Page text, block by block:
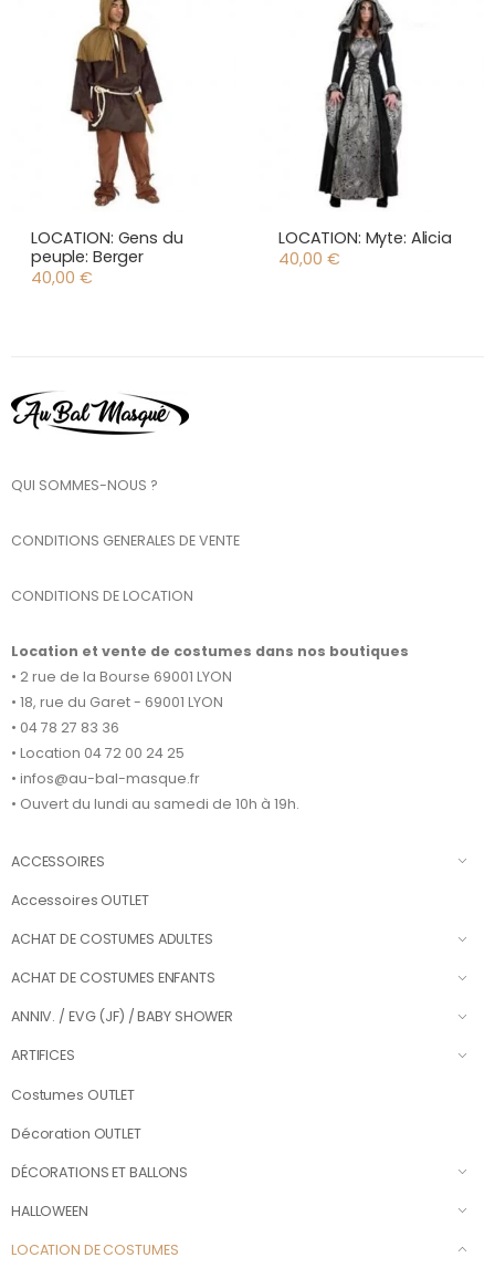
LOCATION: Gens du
peuple: Berger
40,00 €
LOCATION: Myte: Alicia
40,00 €
QUI SOMMES-NOUS ?
CONDITIONS GENERALES DE VENTE
CONDITIONS DE LOCATION
Location et vente de costumes dans nos boutiques
• 2 rue de la Bourse 69001 LYON
• 18, rue du Garet - 69001 LYON
• 04 78 27 83 36
• Location 04 72 00 24 25
• infos@au-bal-masque.fr
• Ouvert du lundi au samedi de 10h à 19h.
ACCESSOIRES
Accessoires OUTLET
ACHAT DE COSTUMES ADULTES
ACHAT DE COSTUMES ENFANTS
ANNIV. / EVG (JF) / BABY SHOWER
ARTIFICES
Costumes OUTLET
Décoration OUTLET
DÉCORATIONS ET BALLONS
HALLOWEEN
LOCATION DE COSTUMES